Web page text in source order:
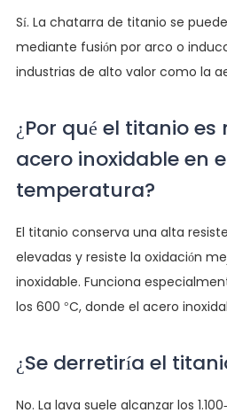
Sí. La chatarra de titanio se
mediante fusión por arco o
industrias de alto valor como la
¿Por qué el titanio
acero inoxidable en
temperatura?
El titanio conserva una alta
elevadas y resiste la oxidación
inoxidable. Funciona
los 600 °C, donde el acero
¿Se derretiría el
No. La lava suele alcanzar los